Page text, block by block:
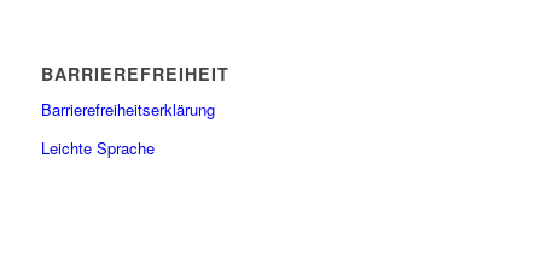
BARRIEREFREIHEIT
Barrierefreiheitserklärung
Leichte Sprache